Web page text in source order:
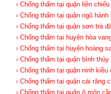
› Chống thấm tại quận liên
› Chống thấm tại quận ngũ
› Chống thấm tại quận sơn trà
› Chống thấm tại huyện hòa
› Chống thấm tại huyện hoàng
› Chống thấm tại quận bình
› Chống thấm tại quận ninh kiều
› Chống thấm tại quận cái răng
› Chống thấm tại quận ô môn